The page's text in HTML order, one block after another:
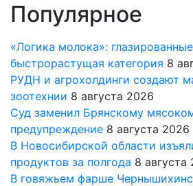
Популярное
«Логика молока»:
быстрорастущая категория 8
РУДН и агрохолдинги создают
зоотехнии 8 августа 2026
Суд заменил Брянскому
предупреждение 8 августа 2026
В Новосибирской области
продуктов за полгода 8 августа
В говяжьем фарше